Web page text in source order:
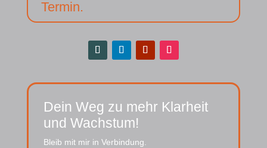
Termin.
Dein Weg zu mehr Klarheit
und Wachstum!
Bleib mit mir in Verbindung.